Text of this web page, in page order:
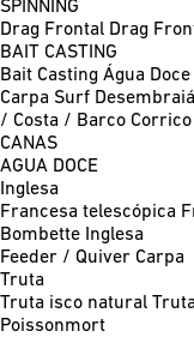
SPINNING
Drag Frontal Drag
BAIT CASTING
Bait Casting Água Doce
Carpa Surf
/ Costa / Barco Corrico
CANAS
AGUA DOCE
Inglesa
Francesa telescópica
Bombette Inglesa
Feeder / Quiver Carpa
Truta
Truta isco natural
Poissonmort